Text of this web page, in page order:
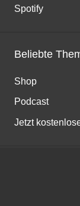
Spotify
Beliebte
Shop
Podcast
Jetzt